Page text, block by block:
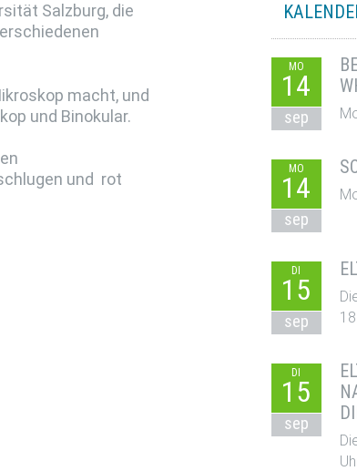
Salzburg, die
macht, und
und Binokular.
und rot
MO
14
sep
MO
14
sep
DI
15
sep
DI
15
sep